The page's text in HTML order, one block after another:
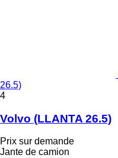
26.5)
4
Volvo (LLANTA 26.5)
Prix sur demande
Jante de camion